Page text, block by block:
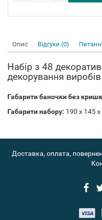
Опис Відгуки (0)
Набір з 48
декорування
Габарити баночки без
Габарити набору: 190 х 145
Доставка, оплата,